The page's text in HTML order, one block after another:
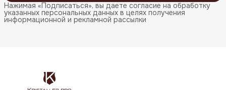
Нажимая «Подписаться», вы даете согласие на обработку
указанных персональных данных в целях получения
информационной и рекламной рассылки